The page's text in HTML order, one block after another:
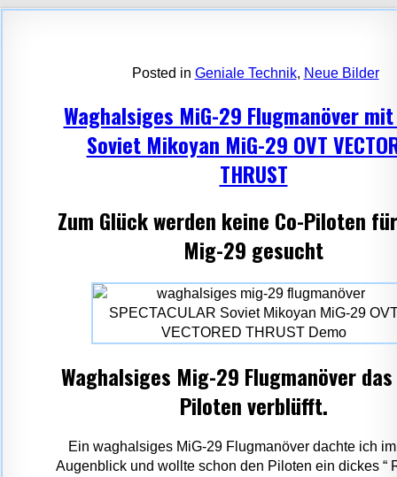
Posted in Geniale Technik, Neue Bilder
Waghalsiges MiG-29 Flugmanöver
Soviet Mikoyan MiG-29 OVT
THRUST
Zum Glück werden keine Co-Piloten
Mig-29 gesucht
Waghalsiges Mig-29 Flugmanöver
Piloten verblüfft.
Ein waghalsiges MiG-29 Flugmanöver dachte ich
Augenblick und wollte schon den Piloten ein dickes “